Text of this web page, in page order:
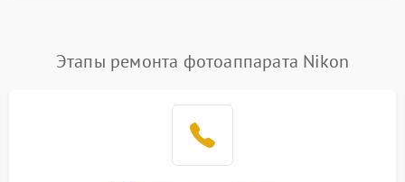
Этапы ремонта фотоаппарата Nikon